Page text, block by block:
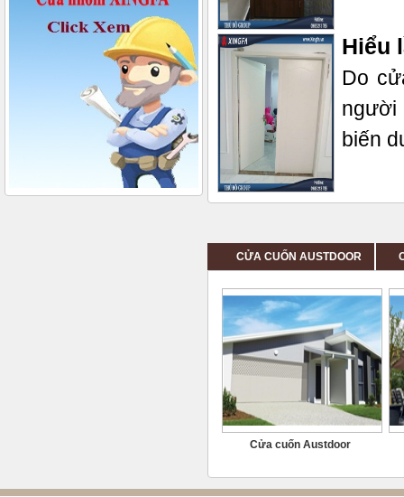
Hiểu
Do
người
biến
CỬA CUỐN AUSTDOOR
Cửa cuốn Austdoor